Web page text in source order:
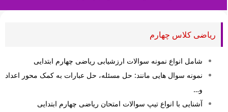
ریاضی کلاس چهارم
شامل انواع نمونه سوالات ارزشیابی ریاضی چهارم ابتدایی
نمونه سوال هایی مانند: حل مسئله، حل عبارات به کمک محور اعداد
و…
آشنایی با انواع تیپ سوالات امتحان ریاضی چهارم ابتدایی